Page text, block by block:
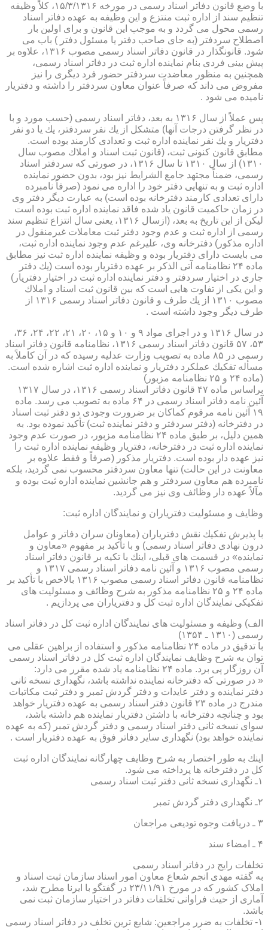
با وضع قانون دفاتر اسناد رسمی در مورخه ۱۵/۳/۱۳۱۶، كلاً وظیفه
تنظیم سند از اداره ثبت منتزع و این وظیفه به عهده دفاتر اسناد
رسمی محول می گردد و به موجب این قانون و برای اولین بار
اصطلاح سردفتر (به جای صاحب دفتر یا مسئول دفتر ) باب می
شود. قانونگذار در قانون دفاتر اسناد رسمی مصوب ۱۳۱۶، علاوه بر
پیش بینی فردی بنام نماینده اداره ثبت در دفاتر اسناد رسمی،
همچنین به منظور معاضدت سردفتر حضور فرد دیگری را نیز
مفروض می داند كه صرفاً عنوان معاون سردفتر را داشته و دفتریار
نامیده می شود .
پس عملاً از سال ۱۳۱۶ به بعد، دفاتر اسناد رسمی (حسب مورد و با
در نظر گرفتن درجات آنها) متشكل از یك نفر سردفتر، یك یا دو نفر
دفتریار و یك نفر نماینده اداره ثبت و تعدادی كارمند بوده است.
مطابق قانون كنونی ثبت، (قانون ثبت اسناد و املاك مصوب سال
۱۳۱۰) از سال ۱۳۱۰ تا سال ۱۳۱۶، در صورتی كه سردفتر اسناد
رسمی، ضمناً مجتهد جامع الشرایط نیز بود، بدون حضور نماینده
اداره ثبت و به تنهایی دفتر خود را اداره می نمود (صرفاً نامبرده
دارای تعدادی كارمند دفترخانه بوده است) به عبارت دیگر دفتر وی
در زمان حاكمیت قانون یاد شده فاقد نماینده اداره ثبت بوده است
لیكن از این تاریخ به بعد، (ازسال ۱۳۱۶، یعنی سال انتزاع تنظیم سند
رسمی از اداره ثبت و عدم وجود دفتر ثبت معاملات غیرمنقول در
اداره مذكور) دفترخانه وی، علیرغم عدم وجود نماینده اداره ثبت،
می بایست دارای دفتریار بوده و وظیفه نماینده اداره ثبت نیز مطابق
ماده ۲۴ نظامنامه آتی الذكر بر عهده دفتریار بوده است (یك دفتر
جاری در اختیار سردفتر و دفتر نماینده اداره ثبت در اختیار دفتریار)
و این یكی از تفاوت هایی است كه بین قانون ثبت اسناد و املاك
مصوب ۱۳۱۰ از یك طرف و قانون دفاتر اسناد رسمی ۱۳۱۶ از
طرف دیگر وجود داشته است .
در سال ۱۳۱۶ و در اجرای مواد ۹ و ۱۰ و ۱۵، ۲۰، ۲۱، ۲۲، ۲۴، ۳۶،
۵۳، ۵۷ قانون دفاتر اسناد رسمی ۱۳۱۶، نظامنامه قانون دفاتر اسناد
رسمی در ۸۵ ماده به تصویب وزارت عدلیه رسیده كه در آن كاملاً به
مسأله تفكیك عملكرد دفتریار و نماینده اداره ثبت اشاره شده است.
(ماده ۲۴ و ۲۵ نظامنامه مزبور)
براساس ماده ۴۷ قانون دفاتر اسناد رسمی ۱۳۱۶، در سال ۱۳۱۷
آئین نامه دفاتر اسناد رسمی در ۶۴ ماده به تصویب می رسد. ماده
۱۹ آئین نامه مرقوم كماكان بر ضرورت وجودی دو دفتر ثبت اسناد
در دفترخانه (دفتر سردفتر و دفتر نماینده ثبت) تأكید نموده بود. به
همین دلیل، بر طبق ماده ۲۴ نظامنامه مزبور، در صورت عدم وجود
نماینده اداره ثبت در دفترخانه، دفتریار وظیفه نماینده اداره ثبت را
نیز عهده دار بوده است. دفتریار مذكور (صرفاً و فقط علاوه بر
معاونت در این حالت) تنها معاون سردفتر محسوب نمی گردید، بلكه
نامبرده هم معاون سردفتر و هم جانشین نماینده اداره ثبت بوده و
مآلاً عهده دار وظائف وی نیز می گردید.
وظایف و مسئولیت دفتریاران و نمایندگان اداره ثبت:
با پذیرش تفكیك نقش دفتریاران (معاونان سران دفاتر و عوامل
درون نهادی دفاتر اسناد رسمی) و با تأكید بر مفهوم «معاون و
نماینده» در قسمت های قبلی، اینك با تكیه بر قانون دفاتر اسناد
رسمی مصوب ۱۳۱۶ و آئین نامه دفاتر اسناد رسمی ۱۳۱۷ و
نظامنامه قانون دفاتر اسناد رسمی مصوب ۱۳۱۶ بالاخص با تأكید بر
ماده ۲۴ و ۲۵ نظامنامه مذكور به شرح وظائف و مسئولیت های
تفكیكی نمایندگان اداره ثبت كل و دفتریاران می پردازیم .
الف) وظیفه و مسئولیت های نمایندگان اداره ثبت كل در دفاتر اسناد
رسمی (۱۳۱۰ ـ ۱۳۵۴)
با تدقیق در ماده ۲۴ نظامنامه مذكور و استفاده از براهین عقلی می
توان به شرح وظایف نمایندگان اداره ثبت كل در دفاتر اسناد رسمی
آن روزگار پی برد. ماده ۲۴ نظامنامه یاد شده مقرر می دارد:
« در صورتی كه دفترخانه نماینده نداشته باشد، نگهداری نسخه ثانی
دفتر نماینده و دفتر عایدات و دفتر گردش تمبر و دفتر ثبت مكاتبات
مندرج در ماده ۲۳ قانون دفتر اسناد رسمی به عهده دفتریار خواهد
بود و چنانچه دفترخانه با داشتن دفتریار نماینده هم داشته باشد،
سوای نسخه ثانی دفتر اسناد رسمی و دفتر گردش تمبر (كه به عهده
نماینده خواهد بود) نگهداری سایر دفاتر فوق به عهده دفتریار است .
اینك به طور اختصار به شرح وظایف چهارگانه نمایندگان اداره ثبت
كل در دفترخانه ها پرداخته می شود.
۱ـ نگهداری نسخه ثانی دفتر ثبت اسناد رسمی
۲ـ نگهداری دفتر گردش تمبر
۳ ـ دریافت وجوه تودیعی مراجعان
۴ ـ امضاء سند
تخلفات رایج در دفاتر اسناد رسمی
به گفته مهدی انجم شعاع معاون امور اسناد سازمان ثبت اسناد و
املاک کشور که در مورخ ۲۳/۱۱/۹۱ در گفتگو با ایرنا مطرح شد،
آماری از حیث فراوانی تخلفات دفاتر در اختیار سازمان ثبت نمی
باشد.
۱- تخلفات به ضرر مراجعین: شایع ترین تخلف در دفاتر اسناد رسمی